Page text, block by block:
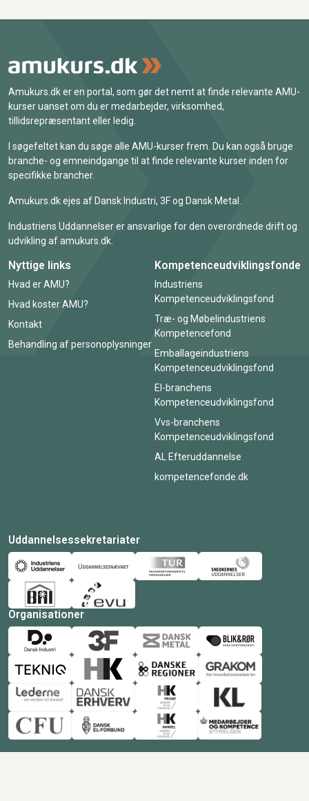
Amukurs.dk er en portal, som gør det nemt at finde relevante AMU-
kurser uanset om du er medarbejder, virksomhed,
tillidsrepræsentant eller ledig.
I søgefeltet kan du søge alle AMU-kurser frem. Du kan også bruge
branche- og emneindgange til at finde relevante kurser inden for
specifikke brancher.
Amukurs.dk ejes af Dansk Industri, 3F og Dansk Metal.
Industriens Uddannelser er ansvarlige for den overordnede drift og
udvikling af amukurs.dk.
Nyttige links
Hvad er AMU?
Hvad koster AMU?
Kontakt
Behandling af personoplysninger
Kompetenceudviklingsfonde
Industriens
Kompetenceudviklingsfond
Træ- og Møbelindustriens
Kompetencefond
Emballageindustriens
Kompetenceudviklingsfond
El-branchens
Kompetenceudviklingsfond
Vvs-branchens
Kompetenceudviklingsfond
AL Efteruddannelse
kompetencefonde.dk
Uddannelsessekretariater
Organisationer